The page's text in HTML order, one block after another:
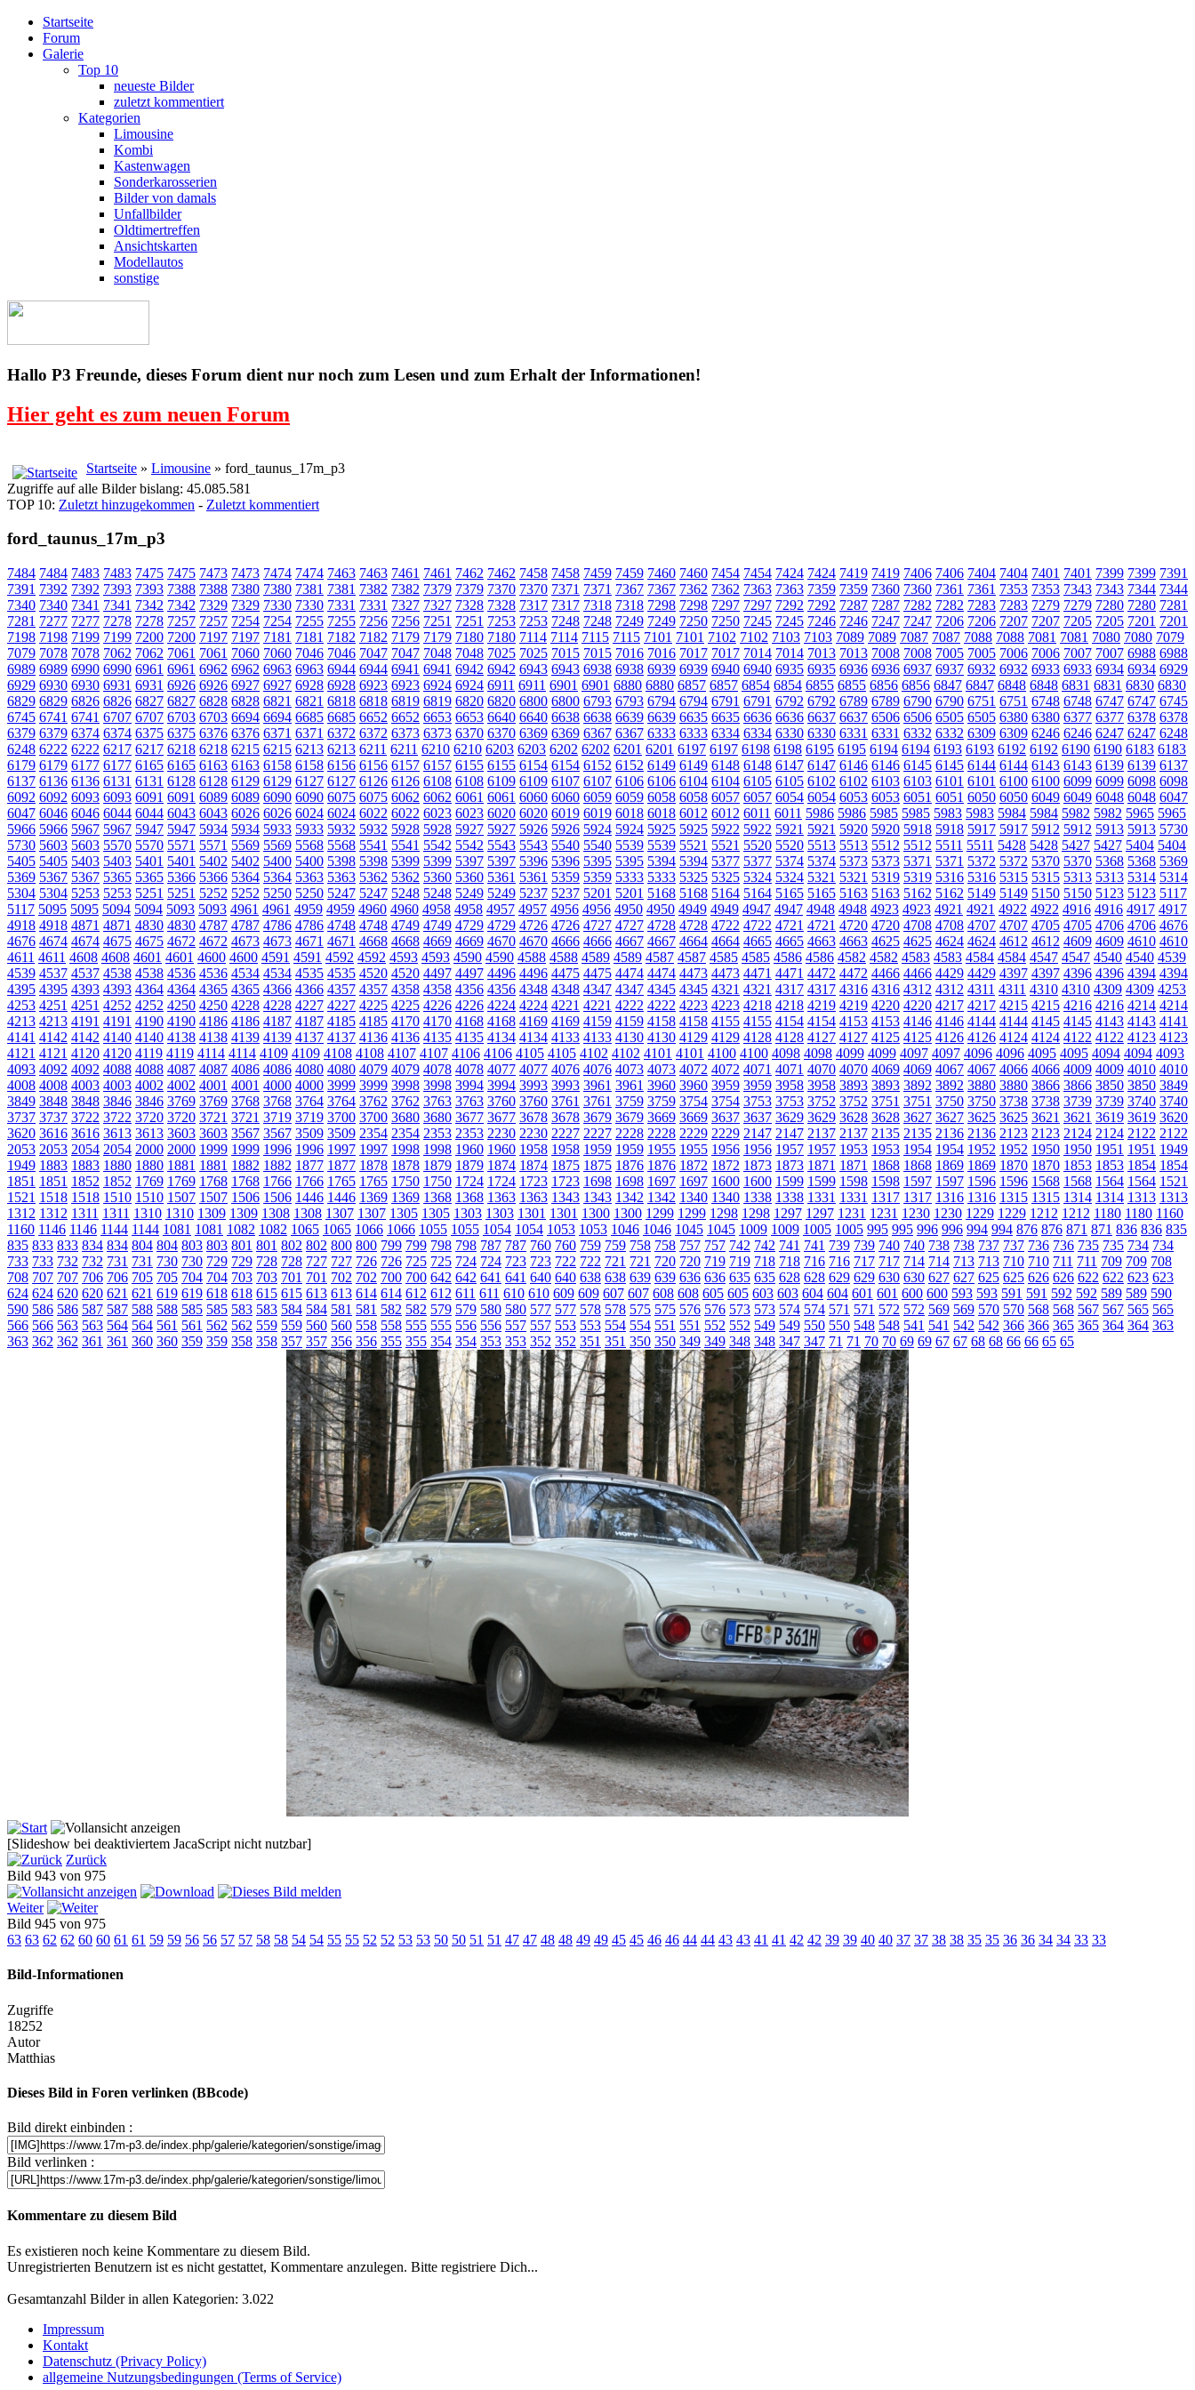
Startseite
Forum
Galerie
Top 10
neueste Bilder
zuletzt kommentiert
Kategorien
Limousine
Kombi
Kastenwagen
Sonderkarosserien
Bilder von damals
Unfallbilder
Oldtimertreffen
Ansichtskarten
Modellautos
sonstige
Hallo P3 Freunde, dieses Forum dient nur noch zum Lesen und zum Erhalt der Informationen!
Hier geht es zum neuen Forum
Startseite » Limousine » ford_taunus_17m_p3
Zugriffe auf alle Bilder bislang: 45.085.581
TOP 10: Zuletzt hinzugekommen - Zuletzt kommentiert
ford_taunus_17m_p3
7484 7484 7483 7483 7475 7475 7473 7473 7474 7474 7463 7463 7461 7461 7462 7462 7458 7458 7459 7459 7460 7460 7454 7454 7424 7424 7419 7419 7406 7406 7404 7404 7401 7401 7399 7399 7391
7391 7392 7392 7393 7393 7388 7388 7380 7380 7381 7381 7382 7382 7379 7379 7370 7370 7371 7371 7367 7367 7362 7362 7363 7363 7359 7359 7360 7360 7361 7361 7353 7353 7343 7343 7344 7344
7340 7340 7341 7341 7342 7342 7329 7329 7330 7330 7331 7331 7327 7327 7328 7328 7317 7317 7318 7318 7298 7298 7297 7297 7292 7292 7287 7287 7282 7282 7283 7283 7279 7279 7280 7280 7281
7281 7277 7277 7278 7278 7257 7257 7254 7254 7255 7255 7256 7256 7251 7251 7253 7253 7248 7248 7249 7249 7250 7250 7245 7245 7246 7246 7247 7247 7206 7206 7207 7207 7205 7205 7201 7201
7198 7198 7199 7199 7200 7200 7197 7197 7181 7181 7182 7182 7179 7179 7180 7180 7114 7114 7115 7115 7101 7101 7102 7102 7103 7103 7089 7089 7087 7087 7088 7088 7081 7081 7080 7080 7079
7079 7078 7078 7062 7062 7061 7061 7060 7060 7046 7046 7047 7047 7048 7048 7025 7025 7015 7015 7016 7016 7017 7017 7014 7014 7013 7013 7008 7008 7005 7005 7006 7006 7007 7007 6988 6988
6989 6989 6990 6990 6961 6961 6962 6962 6963 6963 6944 6944 6941 6941 6942 6942 6943 6943 6938 6938 6939 6939 6940 6940 6935 6935 6936 6936 6937 6937 6932 6932 6933 6933 6934 6934 6929
6929 6930 6930 6931 6931 6926 6926 6927 6927 6928 6928 6923 6923 6924 6924 6911 6911 6901 6901 6880 6880 6857 6857 6854 6854 6855 6855 6856 6856 6847 6847 6848 6848 6831 6831 6830 6830
6829 6829 6826 6826 6827 6827 6828 6828 6821 6821 6818 6818 6819 6819 6820 6820 6800 6800 6793 6793 6794 6794 6791 6791 6792 6792 6789 6789 6790 6790 6751 6751 6748 6748 6747 6747 6745
6745 6741 6741 6707 6707 6703 6703 6694 6694 6685 6685 6652 6652 6653 6653 6640 6640 6638 6638 6639 6639 6635 6635 6636 6636 6637 6637 6506 6506 6505 6505 6380 6380 6377 6377 6378 6378
6379 6379 6374 6374 6375 6375 6376 6376 6371 6371 6372 6372 6373 6373 6370 6370 6369 6369 6367 6367 6333 6333 6334 6334 6330 6330 6331 6331 6332 6332 6309 6309 6246 6246 6247 6247 6248
6248 6222 6222 6217 6217 6218 6218 6215 6215 6213 6213 6211 6211 6210 6210 6203 6203 6202 6202 6201 6201 6197 6197 6198 6198 6195 6195 6194 6194 6193 6193 6192 6192 6190 6190 6183 6183
6179 6179 6177 6177 6165 6165 6163 6163 6158 6158 6156 6156 6157 6157 6155 6155 6154 6154 6152 6152 6149 6149 6148 6148 6147 6147 6146 6146 6145 6145 6144 6144 6143 6143 6139 6139 6137
6137 6136 6136 6131 6131 6128 6128 6129 6129 6127 6127 6126 6126 6108 6108 6109 6109 6107 6107 6106 6106 6104 6104 6105 6105 6102 6102 6103 6103 6101 6101 6100 6100 6099 6099 6098 6098
6092 6092 6093 6093 6091 6091 6089 6089 6090 6090 6075 6075 6062 6062 6061 6061 6060 6060 6059 6059 6058 6058 6057 6057 6054 6054 6053 6053 6051 6051 6050 6050 6049 6049 6048 6048 6047
6047 6046 6046 6044 6044 6043 6043 6026 6026 6024 6024 6022 6022 6023 6023 6020 6020 6019 6019 6018 6018 6012 6012 6011 6011 5986 5986 5985 5985 5983 5983 5984 5984 5982 5982 5965 5965
5966 5966 5967 5967 5947 5947 5934 5934 5933 5933 5932 5932 5928 5928 5927 5927 5926 5926 5924 5924 5925 5925 5922 5922 5921 5921 5920 5920 5918 5918 5917 5917 5912 5912 5913 5913 5730
5730 5603 5603 5570 5570 5571 5571 5569 5569 5568 5568 5541 5541 5542 5542 5543 5543 5540 5540 5539 5539 5521 5521 5520 5520 5513 5513 5512 5512 5511 5511 5428 5428 5427 5427 5404 5404
5405 5405 5403 5403 5401 5401 5402 5402 5400 5400 5398 5398 5399 5399 5397 5397 5396 5396 5395 5395 5394 5394 5377 5377 5374 5374 5373 5373 5371 5371 5372 5372 5370 5370 5368 5368 5369
5369 5367 5367 5365 5365 5366 5366 5364 5364 5363 5363 5362 5362 5360 5360 5361 5361 5359 5359 5333 5333 5325 5325 5324 5324 5321 5321 5319 5319 5316 5316 5315 5315 5313 5313 5314 5314
5304 5304 5253 5253 5251 5251 5252 5252 5250 5250 5247 5247 5248 5248 5249 5249 5237 5237 5201 5201 5168 5168 5164 5164 5165 5165 5163 5163 5162 5162 5149 5149 5150 5150 5123 5123 5117
5117 5095 5095 5094 5094 5093 5093 4961 4961 4959 4959 4960 4960 4958 4958 4957 4957 4956 4956 4950 4950 4949 4949 4947 4947 4948 4948 4923 4923 4921 4921 4922 4922 4916 4916 4917 4917
4918 4918 4871 4871 4830 4830 4787 4787 4786 4786 4748 4748 4749 4749 4729 4729 4726 4726 4727 4727 4728 4728 4722 4722 4721 4721 4720 4720 4708 4708 4707 4707 4705 4705 4706 4706 4676
4676 4674 4674 4675 4675 4672 4672 4673 4673 4671 4671 4668 4668 4669 4669 4670 4670 4666 4666 4667 4667 4664 4664 4665 4665 4663 4663 4625 4625 4624 4624 4612 4612 4609 4609 4610 4610
4611 4611 4608 4608 4601 4601 4600 4600 4591 4591 4592 4592 4593 4593 4590 4590 4588 4588 4589 4589 4587 4587 4585 4585 4586 4586 4582 4582 4583 4583 4584 4584 4547 4547 4540 4540 4539
4539 4537 4537 4538 4538 4536 4536 4534 4534 4535 4535 4520 4520 4497 4497 4496 4496 4475 4475 4474 4474 4473 4473 4471 4471 4472 4472 4466 4466 4429 4429 4397 4397 4396 4396 4394 4394
4395 4395 4393 4393 4364 4364 4365 4365 4366 4366 4357 4357 4358 4358 4356 4356 4348 4348 4347 4347 4345 4345 4321 4321 4317 4317 4316 4316 4312 4312 4311 4311 4310 4310 4309 4309 4253
4253 4251 4251 4252 4252 4250 4250 4228 4228 4227 4227 4225 4225 4226 4226 4224 4224 4221 4221 4222 4222 4223 4223 4218 4218 4219 4219 4220 4220 4217 4217 4215 4215 4216 4216 4214 4214
4213 4213 4191 4191 4190 4190 4186 4186 4187 4187 4185 4185 4170 4170 4168 4168 4169 4169 4159 4159 4158 4158 4155 4155 4154 4154 4153 4153 4146 4146 4144 4144 4145 4145 4143 4143 4141
4141 4142 4142 4140 4140 4138 4138 4139 4139 4137 4137 4136 4136 4135 4135 4134 4134 4133 4133 4130 4130 4129 4129 4128 4128 4127 4127 4125 4125 4126 4126 4124 4124 4122 4122 4123 4123
4121 4121 4120 4120 4119 4119 4114 4114 4109 4109 4108 4108 4107 4107 4106 4106 4105 4105 4102 4102 4101 4101 4100 4100 4098 4098 4099 4099 4097 4097 4096 4096 4095 4095 4094 4094 4093
4093 4092 4092 4088 4088 4087 4087 4086 4086 4080 4080 4079 4079 4078 4078 4077 4077 4076 4076 4073 4073 4072 4072 4071 4071 4070 4070 4069 4069 4067 4067 4066 4066 4009 4009 4010 4010
4008 4008 4003 4003 4002 4002 4001 4001 4000 4000 3999 3999 3998 3998 3994 3994 3993 3993 3961 3961 3960 3960 3959 3959 3958 3958 3893 3893 3892 3892 3880 3880 3866 3866 3850 3850 3849
3849 3848 3848 3846 3846 3769 3769 3768 3768 3764 3764 3762 3762 3763 3763 3760 3760 3761 3761 3759 3759 3754 3754 3753 3753 3752 3752 3751 3751 3750 3750 3738 3738 3739 3739 3740 3740
3737 3737 3722 3722 3720 3720 3721 3721 3719 3719 3700 3700 3680 3680 3677 3677 3678 3678 3679 3679 3669 3669 3637 3637 3629 3629 3628 3628 3627 3627 3625 3625 3621 3621 3619 3619 3620
3620 3616 3616 3613 3613 3603 3603 3567 3567 3509 3509 2354 2354 2353 2353 2230 2230 2227 2227 2228 2228 2229 2229 2147 2147 2137 2137 2135 2135 2136 2136 2123 2123 2124 2124 2122 2122
2053 2053 2054 2054 2000 2000 1999 1999 1996 1996 1997 1997 1998 1998 1960 1960 1958 1958 1959 1959 1955 1955 1956 1956 1957 1957 1953 1953 1954 1954 1952 1952 1950 1950 1951 1951 1949
1949 1883 1883 1880 1880 1881 1881 1882 1882 1877 1877 1878 1878 1879 1879 1874 1874 1875 1875 1876 1876 1872 1872 1873 1873 1871 1871 1868 1868 1869 1869 1870 1870 1853 1853 1854 1854
1851 1851 1852 1852 1769 1769 1768 1768 1766 1766 1765 1765 1750 1750 1724 1724 1723 1723 1698 1698 1697 1697 1600 1600 1599 1599 1598 1598 1597 1597 1596 1596 1568 1568 1564 1564 1521
1521 1518 1518 1510 1510 1507 1507 1506 1506 1446 1446 1369 1369 1368 1368 1363 1363 1343 1343 1342 1342 1340 1340 1338 1338 1331 1331 1317 1317 1316 1316 1315 1315 1314 1314 1313 1313
1312 1312 1311 1311 1310 1310 1309 1309 1308 1308 1307 1307 1305 1305 1303 1303 1301 1301 1300 1300 1299 1299 1298 1298 1297 1297 1231 1231 1230 1230 1229 1229 1212 1212 1180 1180 1160
1160 1146 1146 1144 1144 1081 1081 1082 1082 1065 1065 1066 1066 1055 1055 1054 1054 1053 1053 1046 1046 1045 1045 1009 1009 1005 1005 995 995 996 996 994 994 876 876 871 871 836 836 835
835 833 833 834 834 804 804 803 803 801 801 802 802 800 800 799 799 798 798 787 787 760 760 759 759 758 758 757 757 742 742 741 741 739 739 740 740 738 738 737 737 736 736 735 735 734 734
733 733 732 732 731 731 730 730 729 729 728 728 727 727 726 726 725 725 724 724 723 723 722 722 721 721 720 720 719 719 718 718 716 716 717 717 714 714 713 713 710 710 711 711 709 709 708
708 707 707 706 706 705 705 704 704 703 703 701 701 702 702 700 700 642 642 641 641 640 640 638 638 639 639 636 636 635 635 628 628 629 629 630 630 627 627 625 625 626 626 622 622 623 623
624 624 620 620 621 621 619 619 618 618 615 615 613 613 614 614 612 612 611 611 610 610 609 609 607 607 608 608 605 605 603 603 604 604 601 601 600 600 593 593 591 591 592 592 589 589 590
590 586 586 587 587 588 588 585 585 583 583 584 584 581 581 582 582 579 579 580 580 577 577 578 578 575 575 576 576 573 573 574 574 571 571 572 572 569 569 570 570 568 568 567 567 565 565
566 566 563 563 564 564 561 561 562 562 559 559 560 560 558 558 555 555 556 556 557 557 553 553 554 554 551 551 552 552 549 549 550 550 548 548 541 541 542 542 366 366 365 365 364 364 363
363 362 362 361 361 360 360 359 359 358 358 357 357 356 356 355 355 354 354 353 353 352 352 351 351 350 350 349 349 348 348 347 347 71 71 70 70 69 69 67 67 68 68 66 66 65 65
[Slideshow bei deaktiviertem JacaScript nicht nutzbar]
Zurück
Bild 943 von 975
Weiter
Bild 945 von 975
63 63 62 62 60 60 61 61 59 59 56 56 57 57 58 58 54 54 55 55 52 52 53 53 50 50 51 51 47 47 48 48 49 49 45 45 46 46 44 44 43 43 41 41 42 42 39 39 40 40 37 37 38 38 35 35 36 36 34 34 33 33
Bild-Informationen
Zugriffe
18252
Autor
Matthias
Dieses Bild in Foren verlinken (BBcode)
Bild direkt einbinden :
Bild verlinken :
Kommentare zu diesem Bild
Es existieren noch keine Kommentare zu diesem Bild.
Unregistrierten Benutzern ist es nicht gestattet, Kommentare anzulegen. Bitte registriere Dich...
Gesamtanzahl Bilder in allen Kategorien: 3.022
Impressum
Kontakt
Datenschutz (Privacy Policy)
allgemeine Nutzungsbedingungen (Terms of Service)